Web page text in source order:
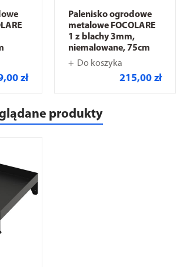
zł
Palenisko ogrodowe
metalowe FOCOLARE
1 z blachy 3mm,
niemalowane, 75cm
Do koszyka
215,00 zł
produkty